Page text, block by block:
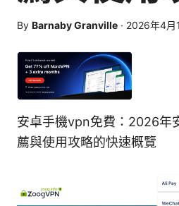
By Barnaby Granville · 2026年4月
安卓手機vpn免費：2026年
薦與使用攻略的快速概覽